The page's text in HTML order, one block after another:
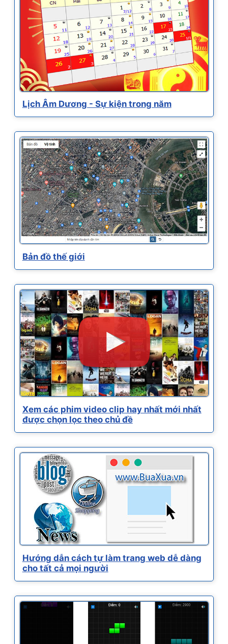
Lịch Âm Dương - Sự kiện trong năm
Bản đồ thế giới
Xem các phim video clip hay nhất mới nhất
được chọn lọc theo chủ đề
Hướng dẫn cách tự làm trang web dễ dàng
cho tất cả mọi người